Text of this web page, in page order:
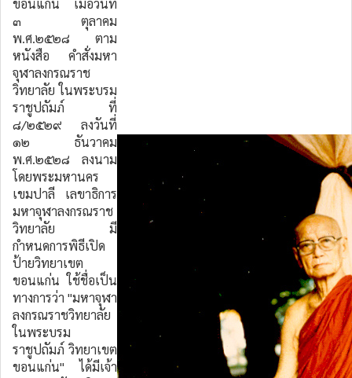
ขอนแก่น เมื่อวันที่
๓ ตุลาคม
พ.ศ.๒๕๒๘ ตาม
หนังสือ คำสั่งมหา
จุฬาลงกรณราช
วิทยาลัย ในพระบรม
ราชูปถัมภ์ ที่
๘/๒๕๒๙ ลงวันที่
๑๒ ธันวาคม
พ.ศ.๒๕๒๘ ลงนาม
โดยพระมหานคร
เขมปาลี เลขาธิการ
มหาจุฬาลงกรณราช
วิทยาลัย มี
กำหนดการพิธีเปิด
ป้ายวิทยาเขต
ขอนแก่น ใช้ชื่อเป็น
ทางการว่า "มหาจุฬา
ลงกรณราชวิทยาลัย
ในพระบรม
ราชูปถัมภ์ วิทยาเขต
ขอนแก่น" ได้มีเจ้า